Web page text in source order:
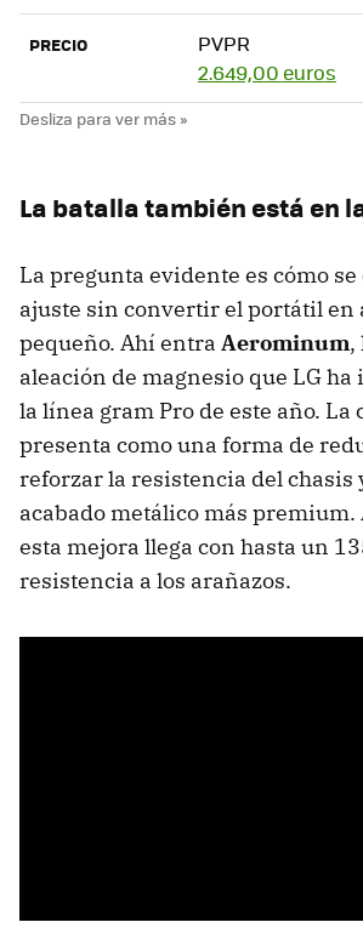
PRECIO
PVPR
2.649,00 euros
La batalla también está en
La pregunta evidente es cómo se
ajuste sin convertir el portátil en
pequeño. Ahí entra Aerominum,
aleación de magnesio que LG
la línea gram Pro de este año. La
presenta como una forma de
reforzar la resistencia del chasis
acabado metálico más premium.
esta mejora llega con hasta un
resistencia a los arañazos.